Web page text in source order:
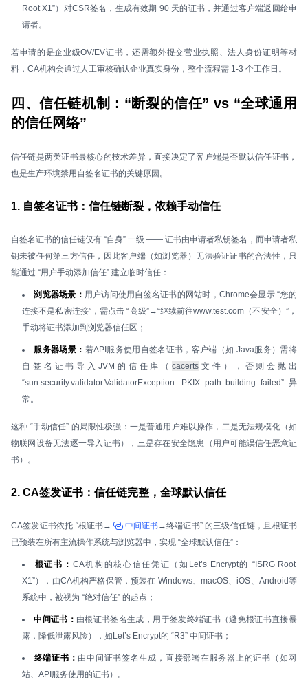
Root X1”）对CSR签名，生成有效期 90 天的证书，并通过客户端返回给申
请者。
若申请的是企业级OV/EV证书，还需额外提交营业执照、法人身份证明等材
料，CA机构会通过人工审核确认企业真实身份，整个流程需 1-3 个工作日。
四、信任链机制：“断裂的信任” vs “全球通用
的信任网络”
信任链是两类证书最核心的技术差异，直接决定了客户端是否默认信任证书，
也是生产环境禁用自签名证书的关键原因。
1. 自签名证书：信任链断裂，依赖手动信任
自签名证书的信任链仅有 “自身” 一级 —— 证书由申请者私钥签名，而申请者私
钥未被任何第三方信任，因此客户端（如浏览器）无法验证证书的合法性，只
能通过 “用户手动添加信任” 建立临时信任：
浏览器场景： 用户访问使用自签名证书的网站时，Chrome会显示 “您的
连接不是私密连接”，需点击 “高级”→“继续前往www.test.com（不安全）”，
手动将证书添加到浏览器信任区；
服务器场景： 若API服务使用自签名证书，客户端（如 Java服务）需将
自签名证书导入JVM的信任库（cacerts 文件），否则会抛出
“sun.security.validator.ValidatorException: PKIX path building failed” 异
常。
这种 “手动信任” 的局限性极强：一是普通用户难以操作，二是无法规模化（如
物联网设备无法逐一导入证书），三是存在安全隐患（用户可能误信任恶意证
书）。
2. CA签发证书：信任链完整，全球默认信任
CA签发证书依托 “根证书→ 中间证书→终端证书” 的三级信任链，且根证书
已预装在所有主流操作系统与浏览器中，实现 “全球默认信任”：
根证书： CA机构的核心信任凭证（如Let’s Encrypt的 “ISRG Root
X1”），由CA机构严格保管，预装在 Windows、macOS、iOS、Android等
系统中，被视为 “绝对信任” 的起点；
中间证书： 由根证书签名生成，用于签发终端证书（避免根证书直接暴
露，降低泄露风险），如Let’s Encrypt的 “R3” 中间证书；
终端证书： 由中间证书签名生成，直接部署在服务器上的证书（如网
站、API服务使用的证书）。